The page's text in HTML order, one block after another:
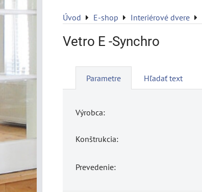
Úvod E-shop Interiérové dvere
Vetro E -Synchro
Parametre Hľadať text
Výrobca:
Konštrukcia:
Prevedenie: